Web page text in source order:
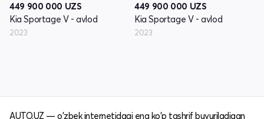
449 900 000 UZS
Kia Sportage V - avlod
2023
449 900 000 UZS
Kia Sportage V - avlod
2023
AUTO.UZ — o'zbek internetidagi eng ko'p tashrif buyuriladigan